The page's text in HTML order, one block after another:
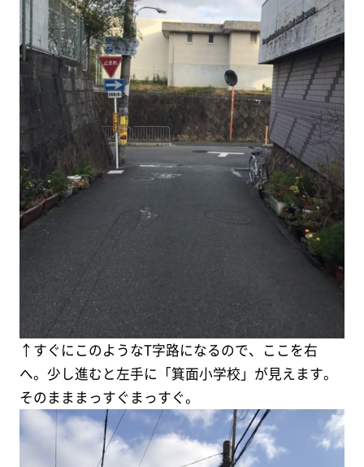
↑すぐにこのようなT字路になるので、ここを右
へ。少し進むと左手に「箕面小学校」が見えます。
そのまままっすぐまっすぐ。